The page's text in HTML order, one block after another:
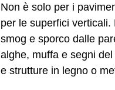
Non è solo per i
per le superfici
smog e sporco dalle
alghe, muffa e segni
e strutture in legno o